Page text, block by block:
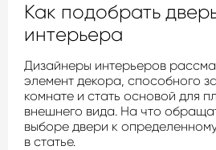
Как подобрать
интерьера
Дизайнеры интерьеров
элемент декора, способного
комнате и стать основой для
внешнего вида. На что
выборе двери к
в статье.